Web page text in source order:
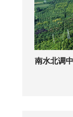
南水北调